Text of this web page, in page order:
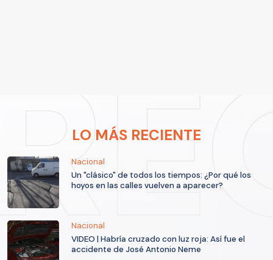
LO MÁS RECIENTE
Nacional
Un "clásico" de todos los tiempos: ¿Por qué los
hoyos en las calles vuelven a aparecer?
Nacional
VIDEO | Habría cruzado con luz roja: Así fue el
accidente de José Antonio Neme